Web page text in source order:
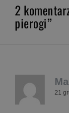
2
pierogi”
21